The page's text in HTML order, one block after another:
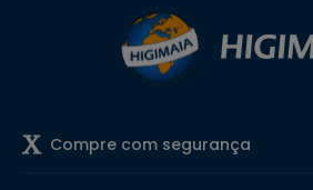
Compre com segurança